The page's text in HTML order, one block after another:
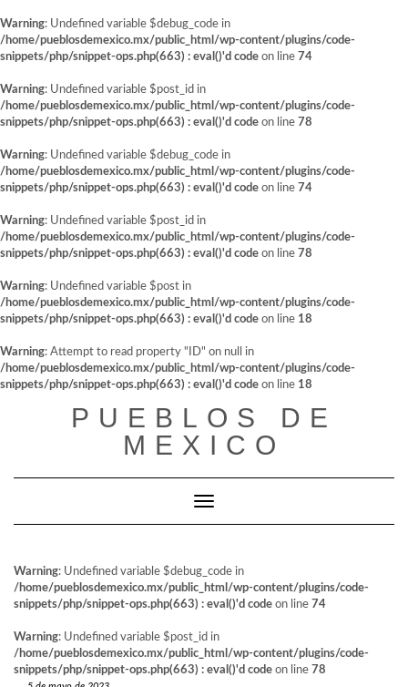
Warning: Undefined variable $debug_code in
/home/pueblosdemexico.mx/public_html/wp-content/plugins/code-
snippets/php/snippet-ops.php(663) : eval()'d code on line 74
Warning: Undefined variable $post_id in
/home/pueblosdemexico.mx/public_html/wp-content/plugins/code-
snippets/php/snippet-ops.php(663) : eval()'d code on line 78
Warning: Undefined variable $debug_code in
/home/pueblosdemexico.mx/public_html/wp-content/plugins/code-
snippets/php/snippet-ops.php(663) : eval()'d code on line 74
Warning: Undefined variable $post_id in
/home/pueblosdemexico.mx/public_html/wp-content/plugins/code-
snippets/php/snippet-ops.php(663) : eval()'d code on line 78
Warning: Undefined variable $post in
/home/pueblosdemexico.mx/public_html/wp-content/plugins/code-
snippets/php/snippet-ops.php(663) : eval()'d code on line 18
Warning: Attempt to read property "ID" on null in
/home/pueblosdemexico.mx/public_html/wp-content/plugins/code-
snippets/php/snippet-ops.php(663) : eval()'d code on line 18
PUEBLOS DE
MEXICO
Cambiar modo de navegación
Warning: Undefined variable $debug_code in
/home/pueblosdemexico.mx/public_html/wp-content/plugins/code-
snippets/php/snippet-ops.php(663) : eval()'d code on line 74
Warning: Undefined variable $post_id in
/home/pueblosdemexico.mx/public_html/wp-content/plugins/code-
snippets/php/snippet-ops.php(663) : eval()'d code on line 78